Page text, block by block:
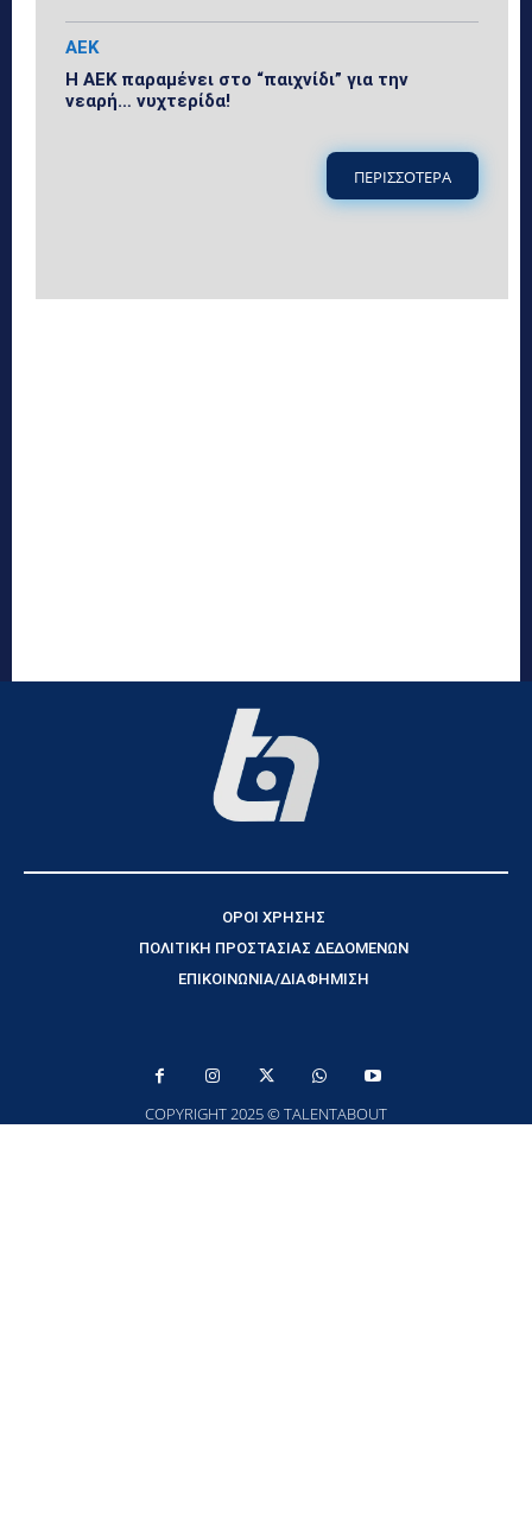
ΑΕΚ
Η ΑΕΚ παραμένει στο “παιχνίδι” για την
νεαρή… νυχτερίδα!
ΠΕΡΙΣΣΟΤΕΡΑ
ΟΡΟΙ ΧΡΗΣΗΣ
ΠΟΛΙΤΙΚΗ ΠΡΟΣΤΑΣΙΑΣ ΔΕΔΟΜΕΝΩΝ
ΕΠΙΚΟΙΝΩΝΙΑ/ΔΙΑΦΗΜΙΣΗ
COPYRIGHT 2025 © TALENTABOUT